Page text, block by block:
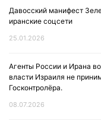
Давосский манифест
иранские соцсети
25.01.2026
Агенты России и Ирана
власти Израиля не
Госконтролёра.
08.07.2026